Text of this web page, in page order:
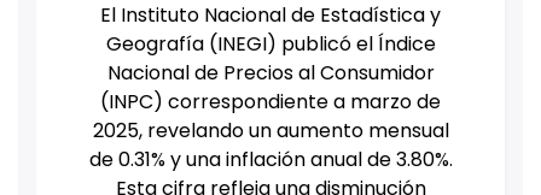
El Instituto Nacional de Estadística y
Geografía (INEGI) publicó el Índice
Nacional de Precios al Consumidor
(INPC) correspondiente a marzo de
2025, revelando un aumento mensual
de 0.31% y una inflación anual de 3.80%.
Esta cifra refleja una disminución